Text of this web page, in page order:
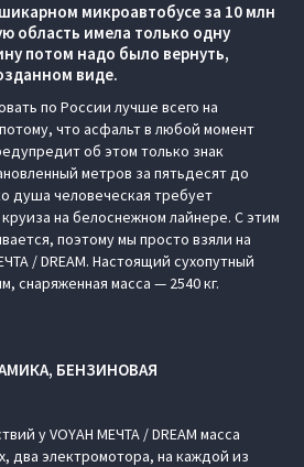
микроавтобусе за 10 млн
область имела только одну
потом надо было вернуть,
виде.
по России лучше всего на
что асфальт в любой момент
об этом только знак
метров за пятьдесят до
душа человеческая требует
на белоснежном лайнере. С этим
поэтому мы просто взяли на
/ DREAM. Настоящий сухопутный
снаряженная масса — 2540 кг.
БЕНЗИНОВАЯ
у VOYAH МЕЧТА / DREAM масса
два электромотора, на каждой из